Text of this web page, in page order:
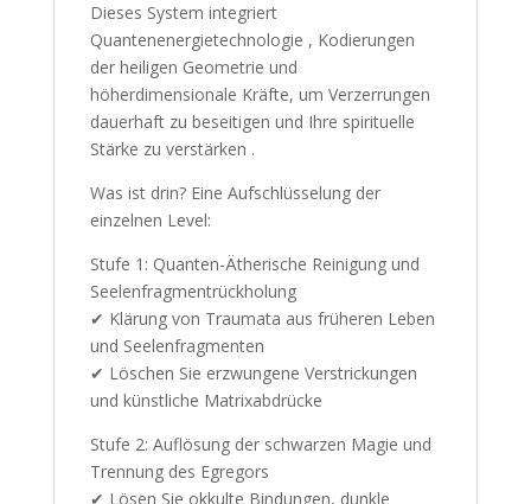
Dieses System integriert
Quantenenergietechnologie , Kodierungen
der heiligen Geometrie und
höherdimensionale Kräfte, um Verzerrungen
dauerhaft zu beseitigen und Ihre spirituelle
Stärke zu verstärken .
Was ist drin? Eine Aufschlüsselung der
einzelnen Level:
Stufe 1: Quanten-Ätherische Reinigung und
Seelenfragmentrückholung
✔ Klärung von Traumata aus früheren Leben
und Seelenfragmenten
✔ Löschen Sie erzwungene Verstrickungen
und künstliche Matrixabdrücke
Stufe 2: Auflösung der schwarzen Magie und
Trennung des Egregors
✔ Lösen Sie okkulte Bindungen, dunkle